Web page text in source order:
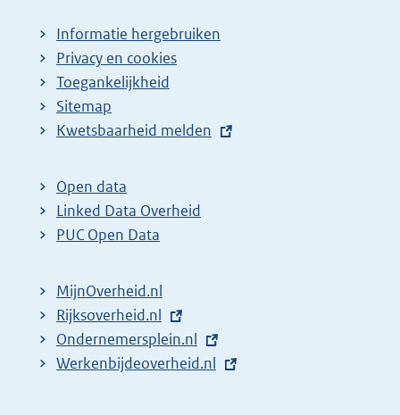
Informatie hergebruiken
Privacy en cookies
Toegankelijkheid
Sitemap
E
t
e
r
l
i
n
k
Kwetsbaarheid melden
Open data
Linked Data Overheid
PUC Open Data
MijnOverheid.nl
E
x
t
Rijksoverheid.nl
E
x
Ondernemersplein.nl
E
Werkenbijdeoverheid.nl